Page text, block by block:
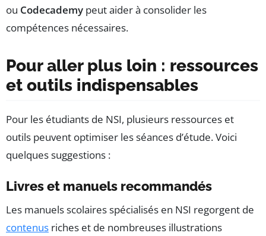
ou Codecademy peut aider à consolider les
compétences nécessaires.
Pour aller plus loin : ressources
et outils indispensables
Pour les étudiants de NSI, plusieurs ressources et
outils peuvent optimiser les séances d’étude. Voici
quelques suggestions :
Livres et manuels recommandés
Les manuels scolaires spécialisés en NSI regorgent de
contenus riches et de nombreuses illustrations